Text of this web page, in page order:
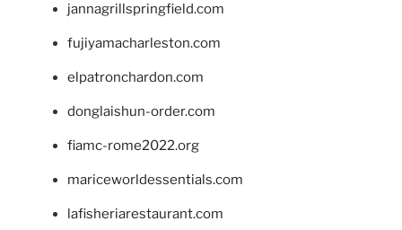
jannagrillspringfield.com
fujiyamacharleston.com
elpatronchardon.com
donglaishun-order.com
fiamc-rome2022.org
mariceworldessentials.com
lafisheriarestaurant.com